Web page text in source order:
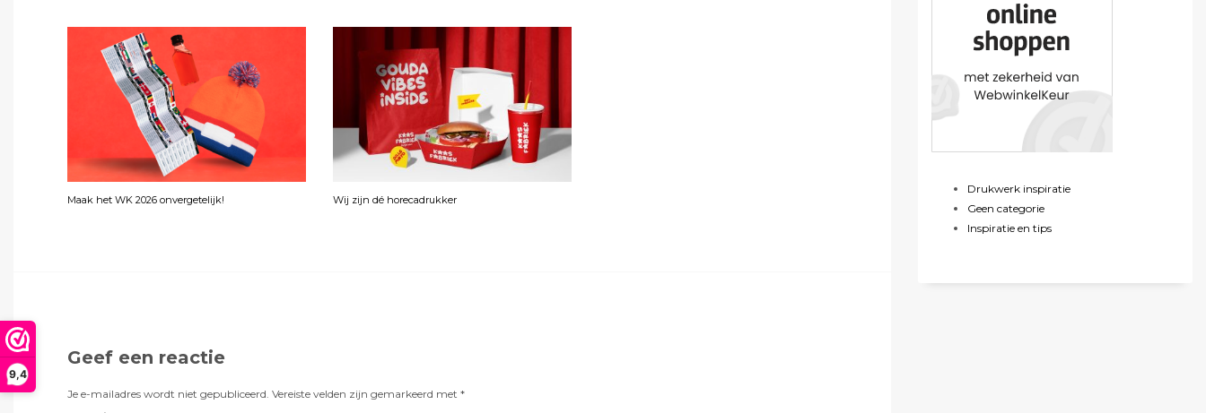
9,4
Maak het WK 2026 onvergetelijk! Wij zijn dé horecadrukker
Geef een reactie
Je e-mailadres wordt niet gepubliceerd. Vereiste velden zijn gemarkeerd met *
Drukwerk inspiratie
Geen categorie
Inspiratie en tips